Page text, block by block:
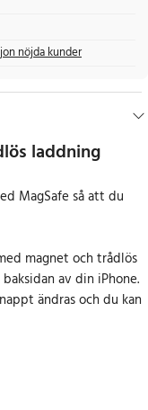
nöjda kunder
laddning
MagSafe så att du
magnet och trådlös
av din iPhone.
ändras och du kan